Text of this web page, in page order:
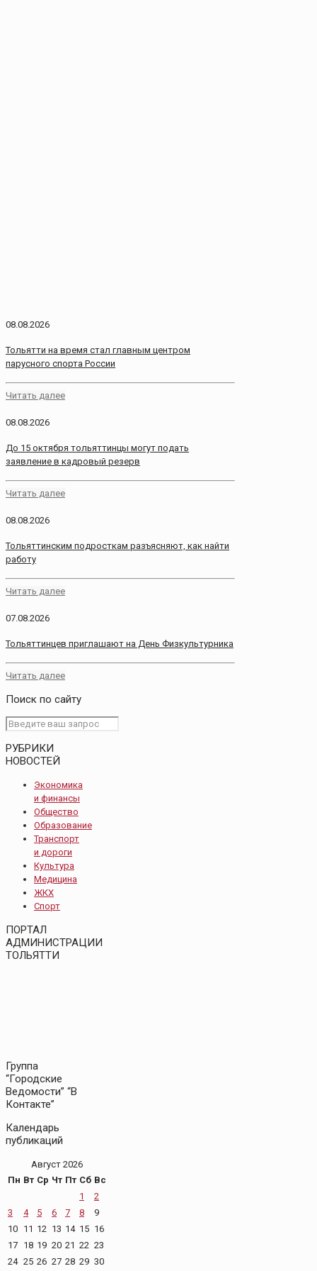
08.08.2026
Тольятти на время стал главным центром
парусного спорта России
Читать далее
08.08.2026
До 15 октября тольяттинцы могут подать
заявление в кадровый резерв
Читать далее
08.08.2026
Тольяттинским подросткам разъясняют, как найти
работу
Читать далее
07.08.2026
Тольяттинцев приглашают на День Физкультурника
Читать далее
Поиск по сайту
РУБРИКИ
НОВОСТЕЙ
Экономика
и финансы
Общество
Образование
Транспорт
и дороги
Культура
Медицина
ЖКХ
Спорт
ПОРТАЛ
АДМИНИСТРАЦИИ
ТОЛЬЯТТИ
Группа
“Городские
Ведомости” “В
Контакте”
Календарь
публикаций
Август 2026
Пн Вт Ср Чт Пт Сб Вс
1
2
3
4 5 6 7 8
9
10 11 12 13 14 15 16
17 18 19 20 21 22 23
24 25 26 27 28 29 30